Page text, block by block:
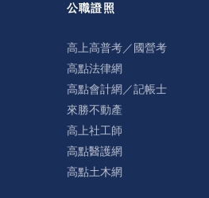
公職證照
高上高普考／國營考
高點法律網
高點會計網／記帳士
來勝不動產
高上社工師
高點醫護網
高點土木網